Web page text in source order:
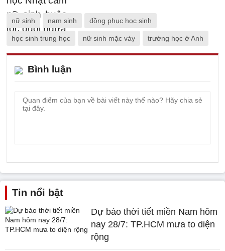
nữ sinh nam sinh đồng phục học sinh
học sinh trung học nữ sinh mặc váy trường học ở Anh
Bình luận
Tin nổi bật
Dự báo thời tiết miền Nam hôm
nay 28/7: TP.HCM mưa to diện
rộng